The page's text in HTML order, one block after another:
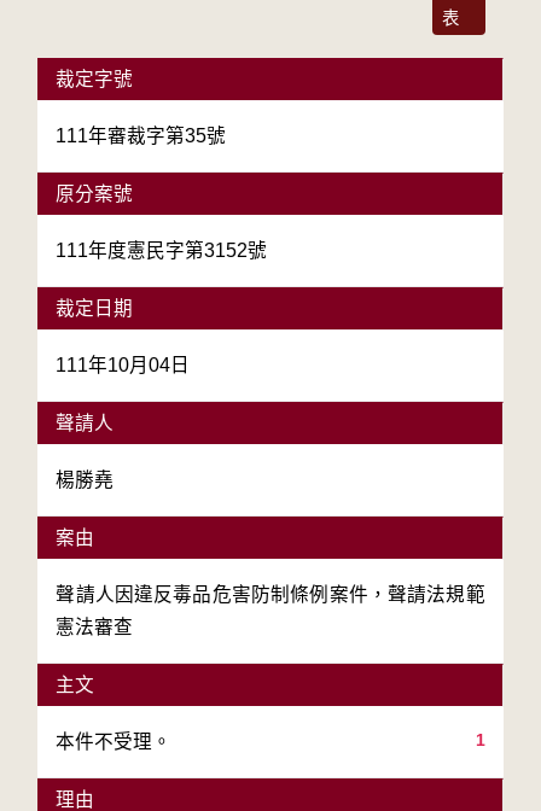
表
裁定字號
111年審裁字第35號
原分案號
111年度憲民字第3152號
裁定日期
111年10月04日
聲請人
楊勝堯
案由
聲請人因違反毒品危害防制條例案件，聲請法規範
憲法審查
主文
1
本件不受理。
理由